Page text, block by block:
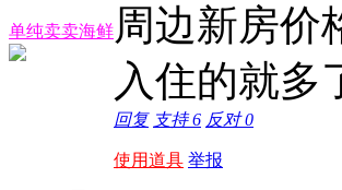
单纯卖卖海鲜 周边新房价
入住的就多
回复 支持6 反对0
使用道具 举报